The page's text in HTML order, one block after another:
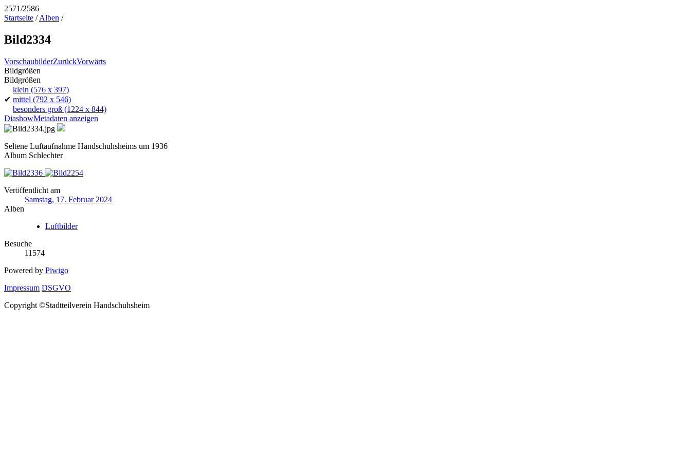
2571/2586
Startseite /Alben /
Bild2334
VorschaubilderZurückVorwärts
Bildgrößen
Bildgrößen
klein (576 x 397)
✔ mittel (792 x 546)
besonders groß (1224 x 844)
DiashowMetadaten anzeigen
Seltene Luftaufnahme Handschuhsheims um 1936
Album Schlechter
Veröffentlicht am
Samstag, 17. Februar 2024
Alben
Luftbilder
Besuche
11574
Powered by Piwigo
Impressum DSGVO
Copyright ©Stadtteilverein Handschuhsheim